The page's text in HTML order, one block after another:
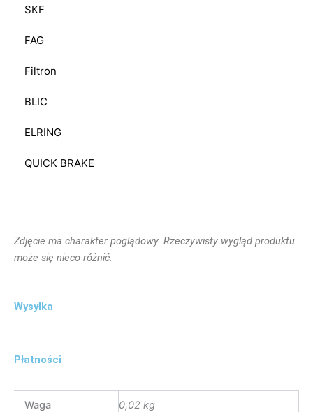
SKF
FAG
Filtron
BLIC
ELRING
QUICK BRAKE
Zdjęcie ma charakter poglądowy. Rzeczywisty wygląd produktu
może się nieco różnić.
Wysyłka
Płatności
Waga 0,02 kg